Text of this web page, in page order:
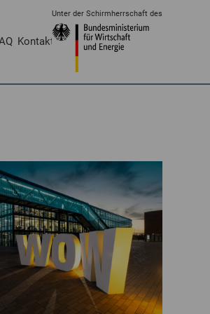
Kontakt Login
Unter der Schirmherrschaft des